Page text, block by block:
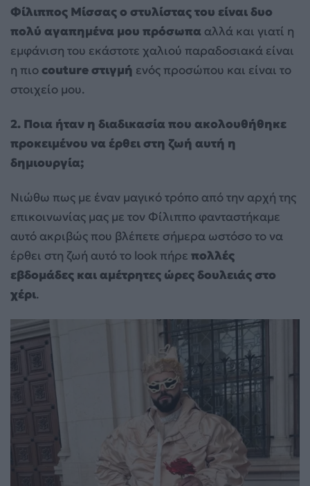
Φίλιππος Μίσσας ο στυλίστας του είναι δυο
πολύ αγαπημένα μου πρόσωπα αλλά και γιατί η
εμφάνιση του εκάστοτε χαλιού παραδοσιακά είναι
η πιοcouture στιγμή ενός προσώπου και είναι το
στοιχείο μου.
2. Ποια ήταν η διαδικασία που ακολουθήθηκε
προκειμένου να έρθει στη ζωή αυτή η
δημιουργία;
Νιώθω πως με έναν μαγικό τρόπο από την αρχή της
επικοινωνίας μας με τον Φίλιππο φανταστήκαμε
αυτό ακριβώς που βλέπετε σήμερα ωστόσο το να
έρθει στη ζωή αυτό το look πήρε πολλές
εβδομάδες και αμέτρητες ώρεςδουλειάς στο
χέρι.